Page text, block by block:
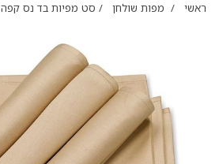
ראשי / מפות שולחן / סט מפיות בד נס קפה